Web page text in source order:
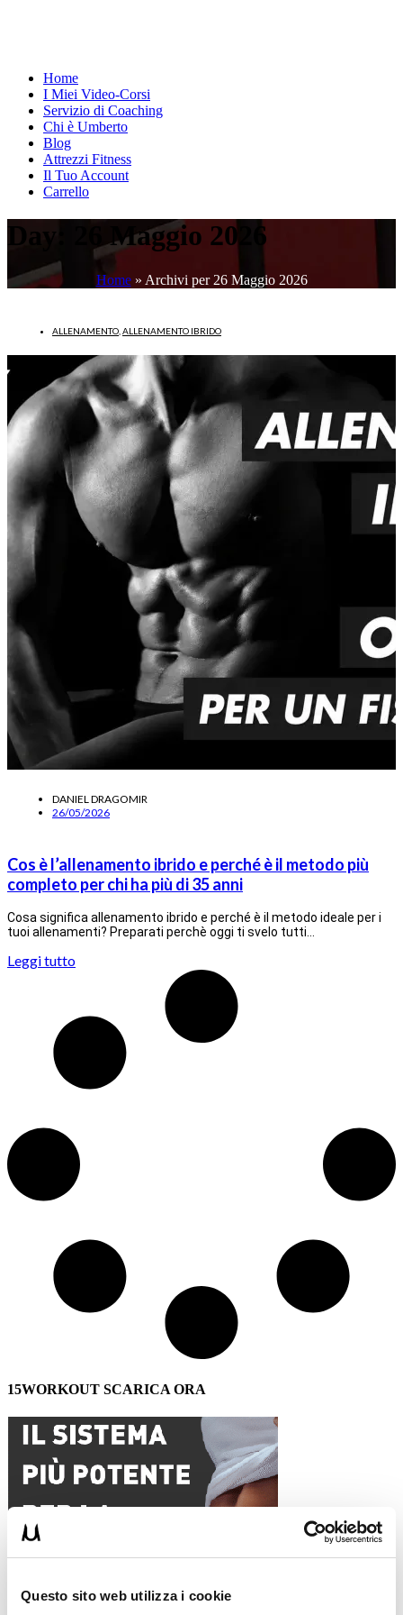
Questo sito web utilizza i cookie
Home
I Miei Video-Corsi
Servizio di Coaching
Chi è Umberto
Blog
Attrezzi Fitness
Il Tuo Account
Carrello
Day: 26 Maggio 2026
Home» Archivi per 26 Maggio 2026
ALLENAMENTO ALLENAMENTO IBRIDO
DANIEL DRAGOMIR
26/05/2026
Cos è l’allenamento ibrido e perché è il metodo più
completo per chi ha più di 35 anni
Cosa significa allenamento ibrido e perché è il metodo ideale per i
tuoi allenamenti? Preparati perchè oggi ti svelo tutti…
Leggi tutto
15WORKOUT SCARICA ORA